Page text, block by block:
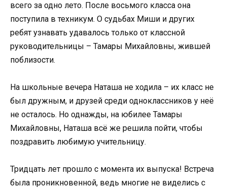
всего за одно лето. После восьмого класса она
поступила в техникум. О судьбах Миши и других
ребят узнавать удавалось только от классной
руководительницы – Тамары Михайловны, жившей
поблизости.
На школьные вечера Наташа не ходила – их класс не
был дружным, и друзей среди одноклассников у неё
не осталось. Но однажды, на юбилее Тамары
Михайловны, Наташа всё же решила пойти, чтобы
поздравить любимую учительницу.
Тридцать лет прошло с момента их выпуска! Встреча
была проникновенной, ведь многие не виделись с